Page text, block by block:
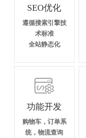
SEO优化
遵循搜索引擎技
术标准
全站静态化

功能开发
购物车，订单系
统，物流查询